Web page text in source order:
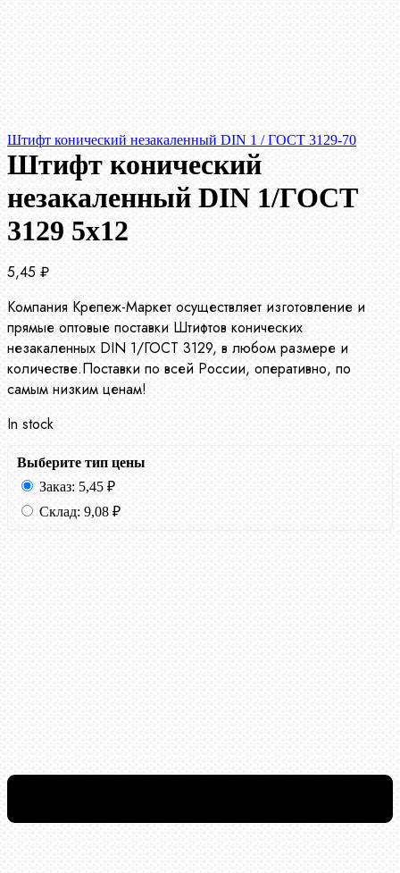
Штифт конический незакаленный DIN 1 / ГОСТ 3129-70
Штифт конический
незакаленный DIN 1/ГОСТ
3129 5х12
5,45 ₽
Компания Крепеж-Маркет осуществляет изготовление и
прямые оптовые поставки Штифтов конических
незакаленных DIN 1/ГОСТ 3129, в любом размере и
количестве.Поставки по всей России, оперативно, по
самым низким ценам!
In stock
Выберите тип цены
Заказ: 5,45 ₽
Склад: 9,08 ₽